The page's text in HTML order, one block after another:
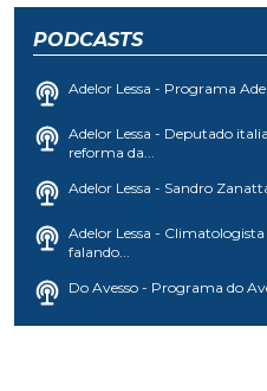
PODCASTS
Adelor Lessa - Programa
Adelor Lessa - Deputado
reforma da...
Adelor Lessa - Sandro
Adelor Lessa -
falando...
Do Avesso - Programa do